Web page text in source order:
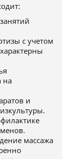
с учетом
на
и
массажа